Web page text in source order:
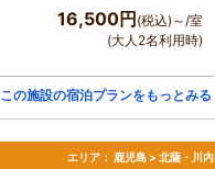
16,500円 (税込)～/室
(大人2名利用時)
この施設の宿泊プランをもっとみる
エリア： 鹿児島 > 北薩・川内